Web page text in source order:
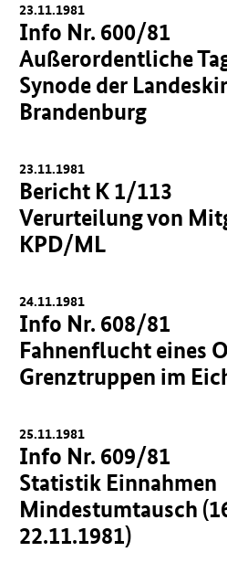
23.11.1981
Info Nr. 600/81
Außerordentliche
Synode der
Brandenburg
23.11.1981
Bericht K 1/113
Verurteilung von
KPD/ML
24.11.1981
Info Nr. 608/81
Fahnenflucht eines
Grenztruppen im
25.11.1981
Info Nr. 609/81
Statistik Einnahmen
Mindestumtausch
22.11.1981)